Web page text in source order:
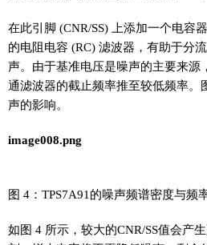
在此引脚 (CNR/SS) 上添加一个电容
的电阻电容 (RC) 滤波器，有助于分
声。由于基准电压是噪声的主要来源
通滤波器的截止频率推至较低频率。
声的影响。
image008.png
图 4：TPS7A91的噪声频谱密度与频
如图 4 所示，较大的CNR/SS值会产